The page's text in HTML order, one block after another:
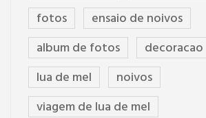
fotos
ensaio de noivos
album de fotos
decoracao
lua de mel
noivos
viagem de lua de mel